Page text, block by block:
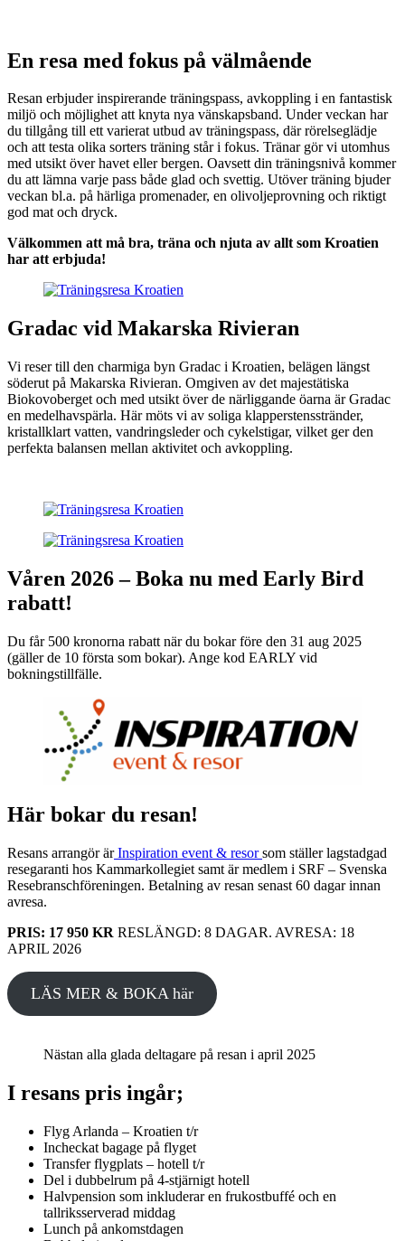
En resa med fokus på välmående
Resan erbjuder inspirerande träningspass, avkoppling i en fantastisk
miljö och möjlighet att knyta nya vänskapsband. Under veckan har
du tillgång till ett varierat utbud av träningspass, där rörelseglädje
och att testa olika sorters träning står i fokus. Tränar gör vi utomhus
med utsikt över havet eller bergen. Oavsett din träningsnivå kommer
du att lämna varje pass både glad och svettig. Utöver träning bjuder
veckan bl.a. på härliga promenader, en olivoljeprovning och riktigt
god mat och dryck.
Välkommen att må bra, träna och njuta av allt som Kroatien
har att erbjuda!
Gradac vid Makarska Rivieran
Vi reser till den charmiga byn Gradac i Kroatien, belägen längst
söderut på Makarska Rivieran. Omgiven av det majestätiska
Biokovoberget och med utsikt över de närliggande öarna är Gradac
en medelhavspärla. Här möts vi av soliga klapperstensstränder,
kristallklart vatten, vandringsleder och cykelstigar, vilket ger den
perfekta balansen mellan aktivitet och avkoppling.
Våren 2026 – Boka nu med Early Bird
rabatt!
Du får 500 kronorna rabatt när du bokar före den 31 aug 2025
(gäller de 10 första som bokar). Ange kod EARLY vid
bokningstillfälle.
Här bokar du resan!
Resans arrangör ärInspiration event & resorsom ställer lagstadgad
resegaranti hos Kammarkollegiet samt är medlem i SRF – Svenska
Resebranschföreningen. Betalning av resan senast 60 dagar innan
avresa.
PRIS: 17 950 KR RESLÄNGD: 8 DAGAR. AVRESA: 18
APRIL 2026
LÄS MER & BOKA här
Nästan alla glada deltagare på resan i april 2025
I resans pris ingår;
Flyg Arlanda – Kroatien t/r
Incheckat bagage på flyget
Transfer flygplats – hotell t/r
Del i dubbelrum på 4-stjärnigt hotell
Halvpension som inkluderar en frukostbuffé och en
tallriksserverad middag
Lunch på ankomstdagen